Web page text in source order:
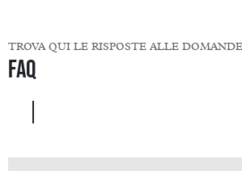
TROVA QUI LE RISPOSTE ALLE
FAQ